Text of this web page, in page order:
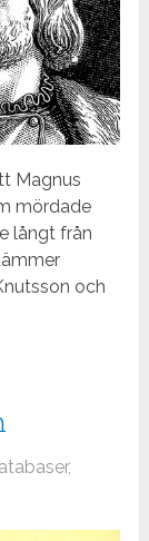
Magnus
mördade
långt från
och
,